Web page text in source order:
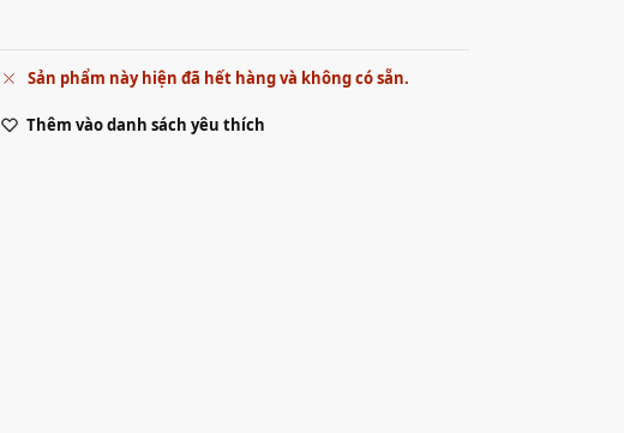
Sản phẩm này hiện đã hết hàng và không có sẵn.
Thêm vào danh sách yêu thích